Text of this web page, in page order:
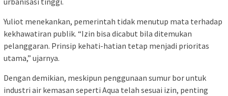
Yuliot menekankan, pemerintah tidak menutup mata terhadap
kekhawatiran publik. “Izin bisa dicabut bila ditemukan
pelanggaran. Prinsip kehati-hatian tetap menjadi prioritas
utama,” ujarnya.
Dengan demikian, meskipun penggunaan sumur bor untuk
industri air kemasan seperti Aqua telah sesuai izin, penting